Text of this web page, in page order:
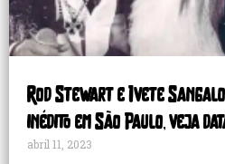
Rod Stewart e Ivete
inédito em São Paulo, veja
abril 11, 2023